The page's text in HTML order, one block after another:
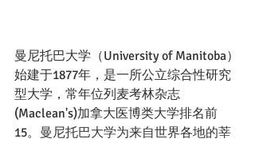
曼尼托巴大学（University of Manitoba）
始建于1877年，是一所公立综合性研究
型大学，常年位列麦考林杂志
(Maclean's)加拿大医博类大学排名前
15。 曼尼托巴大学为来自世界各地的莘